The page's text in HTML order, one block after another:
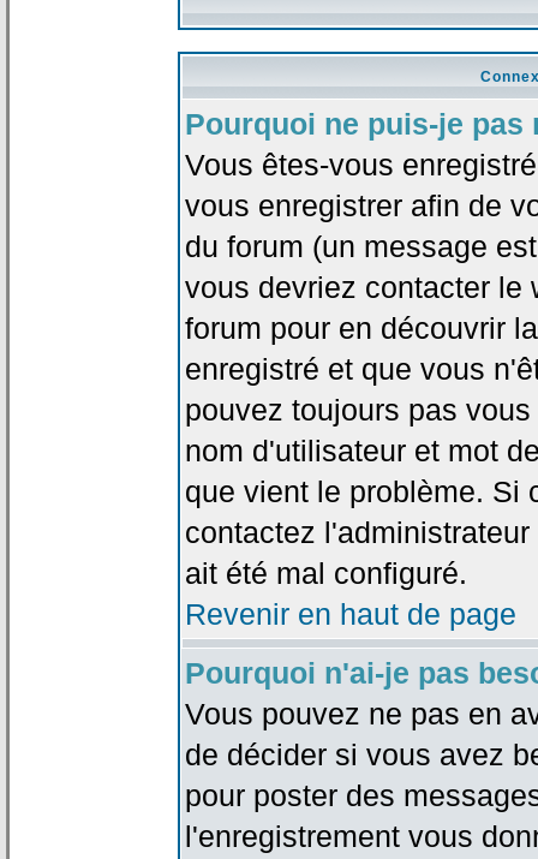
Pourquoi ne puis-je pas
Vous êtes-vous
vous enregistrer afin de
du forum (un message
vous devriez contacter le
forum pour en découvrir
enregistré et que vous
pouvez toujours pas
nom d'utilisateur et mot
que vient le problème. Si
contactez
ait été mal configuré.
Revenir en haut de page
Pourquoi n'ai-je pas
Vous pouvez ne pas en
de décider si vous avez
pour poster des
l'enregistrement vous